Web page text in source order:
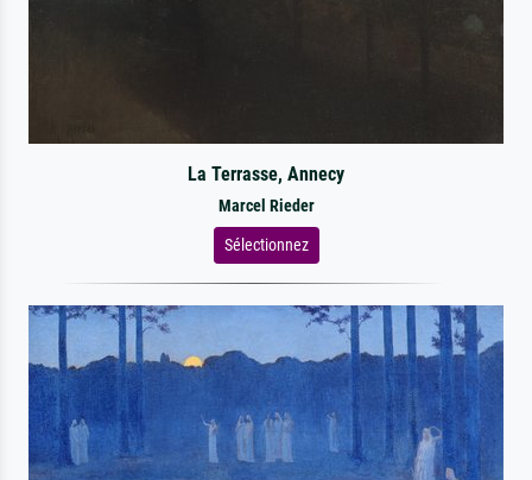
La Terrasse, Annecy
Marcel Rieder
Sélectionnez